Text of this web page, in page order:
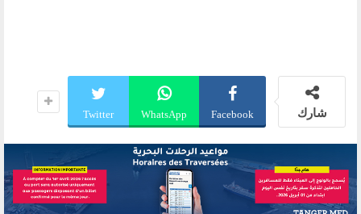
شارك Facebook
WhatsApp
Twitter